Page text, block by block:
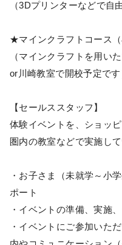
（3Dプリンターなどで自
★マインクラフトコース（
（マインクラフトを用い
or川崎教室で開校予定です
【セールススタッフ】
体験イベントを、ショッ
圏内の教室などで実施して
・お子さま（未就学～小
ポート
・イベントの準備、実施
・イベントにご参加いた